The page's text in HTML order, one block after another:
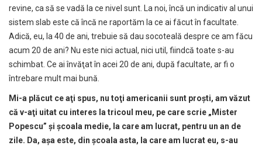
revine, ca să se vadă la ce nivel sunt. La noi, încă un indicativ al unui
sistem slab este că încă ne raportăm la ce ai făcut în facultate.
Adică, eu, la 40 de ani, trebuie să dau socoteală despre ce am făcu
acum 20 de ani? Nu este nici actual, nici util, fiindcă toate s-au
schimbat. Ce ai învăţat în acei 20 de ani, după facultate, ar fi o
întrebare mult mai bună.
Mi-a pl ăcut ce aţi spus, nu toţi americanii sunt proşti, am văzut
că v-aţi uitat cu interes la tricoul meu, pe care scrie „Mister
Popescu” şi şcoala medie, la care am lucrat, pentru un an de
zile. Da, aşa este, din şcoala asta, la care am lucrat eu, s-au